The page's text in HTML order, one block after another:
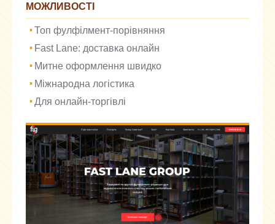
МОЖЛИВОСТІ
Топ фулфілмент-порівняння
Fast Lane: доставка онлайн
Митне оформлення швидко
Міжнародна логістика
Для онлайн-торгівлі